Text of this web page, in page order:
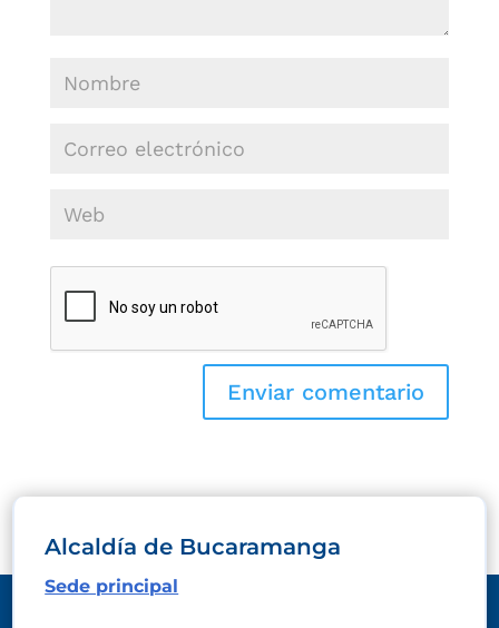
Alcaldía de Bucaramanga
Sede principal